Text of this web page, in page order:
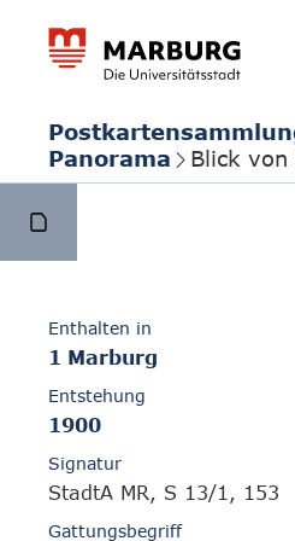
Panorama
Blick von
Enthalten in
1 Marburg
Entstehung
1900
Signatur
StadtA MR, S 13/1, 153
Gattungsbegriff